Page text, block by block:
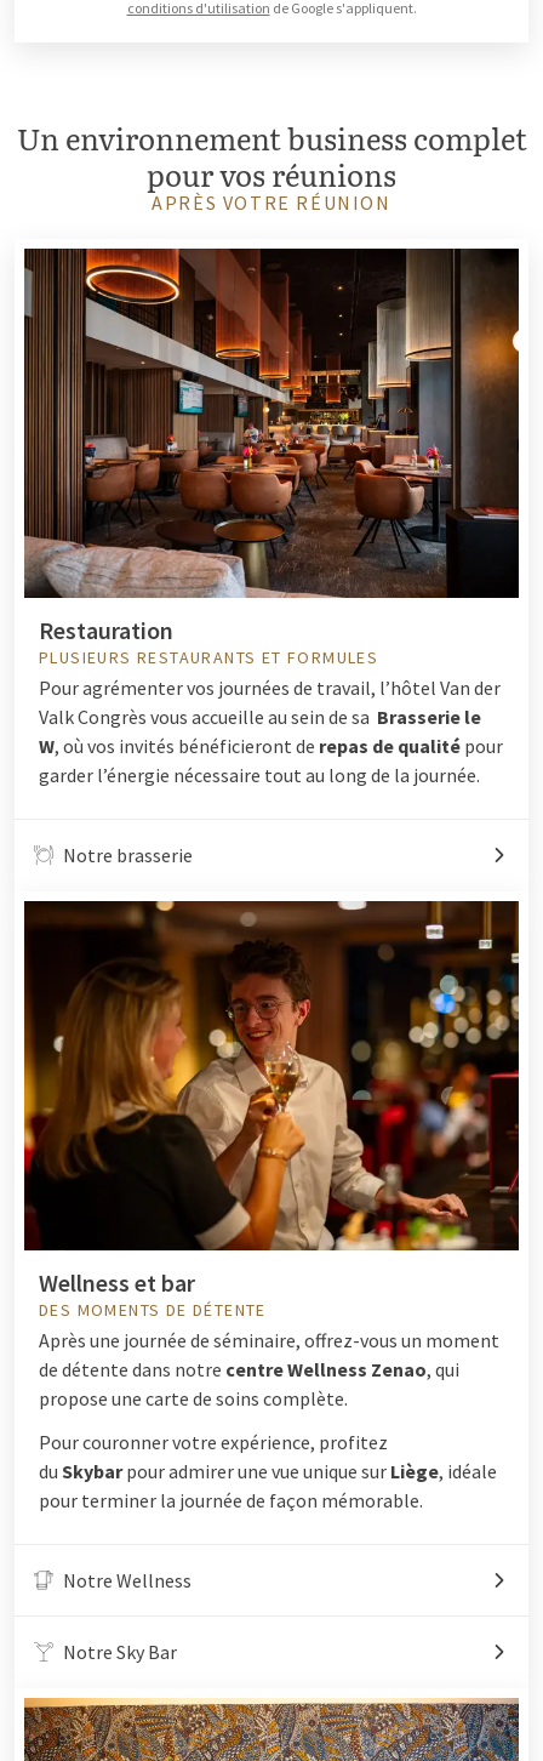
conditions d'utilisation de Google s'appliquent.
Un environnement business complet
pour vos réunions
APRÈS VOTRE RÉUNION
Restauration
PLUSIEURS RESTAURANTS ET FORMULES
Pour agrémenter vos journées de travail, l’hôtel Van der
Valk Congrès vous accueille au sein de sa Brasserie le
W, où vos invités bénéficieront de repas de qualité pour
garder l’énergie nécessaire tout au long de la journée.
Notre brasserie
Wellness et bar
DES MOMENTS DE DÉTENTE
Après une journée de séminaire, offrez-vous un moment
de détente dans notre centre Wellness Zenao, qui
propose une carte de soins complète.
Pour couronner votre expérience, profitez
du Skybarpour admirer une vue unique sur Liège, idéale
pour terminer la journée de façon mémorable.
Notre Wellness
Notre Sky Bar